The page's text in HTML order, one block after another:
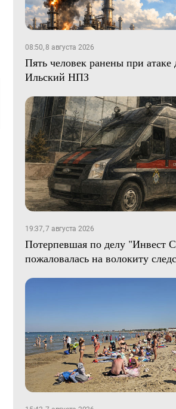
08:50, 8 августа 2026
Пять человек ранены при атаке
Ильский НПЗ
19:37, 7 августа 2026
Потерпевшая по делу "Инвест
пожаловалась на волокиту